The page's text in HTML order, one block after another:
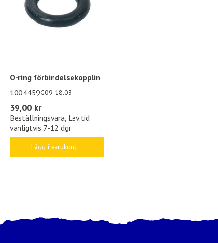
O-ring förbindelsekopplin
1004459G09-18.03
39,00 kr
Beställningsvara, Lev.tid
vanligtvis 7-12 dgr
Lägg i varukorg